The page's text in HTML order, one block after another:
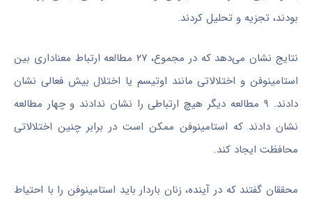
بودند، تجزیه و تحلیل کردند.
نتایج نشان می‌دهد که در مجموع، ۲۷ مطالعه ارتباط معناداری بین
استامینوفن و اختلالاتی مانند اوتیسم یا اختلال بیش فعالی نشان
دادند. ۹ مطالعه دیگر هیچ ارتباطی را نشان ندادند و چهار مطالعه
نشان دادند که استامینوفن ممکن است در برابر چنین اختلالاتی
محافظت ایجاد کند.
محققان گفتند که در آینده، زنان باردار باید استامینوفن را با احتیاط